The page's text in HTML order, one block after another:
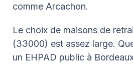
comme Arcachon.
Le choix de maisons de
(33000) est assez large.
un EHPAD public à